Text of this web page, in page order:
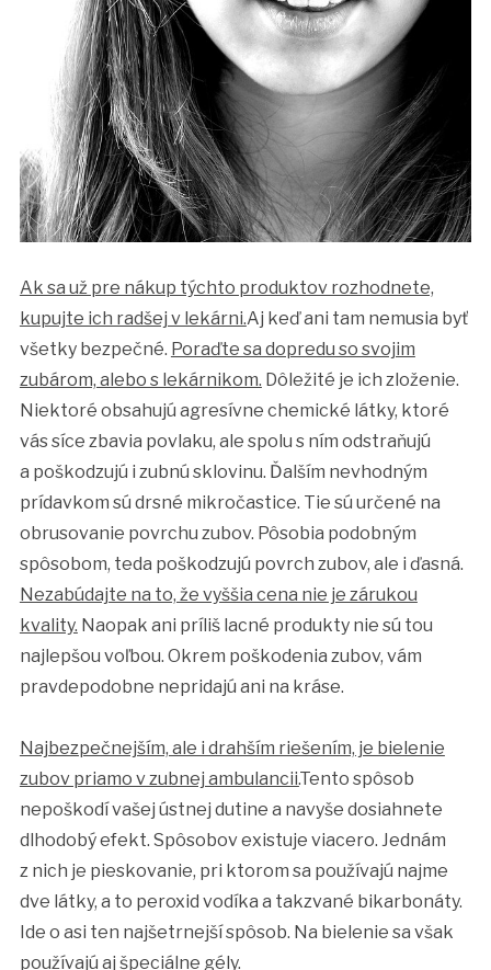
Ak sa už pre nákup týchto produktov rozhodnete,
kupujte ich radšej v lekárni.Aj keď ani tam nemusia byť
všetky bezpečné. Poraďte sa dopredu so svojim
zubárom, alebo s lekárnikom. Dôležité je ich zloženie.
Niektoré obsahujú agresívne chemické látky, ktoré
vás síce zbavia povlaku, ale spolu s ním odstraňujú
a poškodzujú i zubnú sklovinu. Ďalším nevhodným
prídavkom sú drsné mikročastice. Tie sú určené na
obrusovanie povrchu zubov. Pôsobia podobným
spôsobom, teda poškodzujú povrch zubov, ale i ďasná.
Nezabúdajte na to, že vyššia cena nie je zárukou
kvality. Naopak ani príliš lacné produkty nie sú tou
najlepšou voľbou. Okrem poškodenia zubov, vám
pravdepodobne nepridajú ani na kráse.
Najbezpečnejším, ale i drahším riešením, je bielenie
zubov priamo v zubnej ambulancii.Tento spôsob
nepoškodí vašej ústnej dutine a navyše dosiahnete
dlhodobý efekt. Spôsobov existuje viacero. Jednám
z nich je pieskovanie, pri ktorom sa používajú najme
dve látky, a to peroxid vodíka a takzvané bikarbonáty.
Ide o asi ten najšetrnejší spôsob. Na bielenie sa však
používajú aj špeciálne gély.